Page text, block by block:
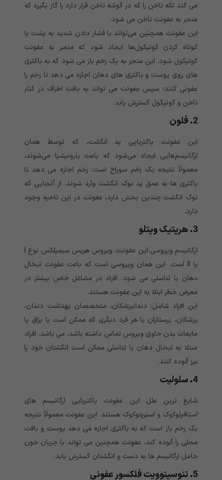
می کند تکه ناخن را که در گوشه ناخن قرار دارد را گاز بگیرد که
منجر به عفونت ناخن می شود.
این عفونت همچنین می‌تواند با فشار دادن شدید به پشت یا
کوتاه کردن کوتیکول‌ها ایجاد شود که منجر به عفونت
کوتیکول شود. این منجر به یک زخم باز می شود که به باکتری
های روی پوست و باکتری های دهان اجازه می دهد تا زخم را
عفونی کنند؛ سپس عفونت می تواند به بافت اطراف در کنار
ناخن و کوتیکول گسترش یابد.
2. فلون
این عفونت باکتریایی پد انگشت، که توسط همان
ارگانیسم‌هایی ایجاد می‌شود که باعث پارونیشیا می‌شوند،
معمولاً نتیجه یک زخم سوراخ است. زخم اجازه می دهد تا
باکتری ها به عمق پد نوک انگشت وارد شوند. از آنجایی که
نوک انگشت چندین بخش دارد، عفونت در این ناحیه وجود
دارد.
3. هرپتیک ویتلو
ارگانیسم ویروسی این عفونت، ویروس هرپس سیمپلکس نوع I
یا II است. این همان ویروسی است که باعث عفونت تبخال
دهان یا تناسلی می شود. افراد در مشاغل خاص بیشتر در
معرض خطر ابتلا به این عفونت هستند.
این افراد شامل: دندانپزشکان، متخصصان بهداشت دندان،
پزشکان، پرستاران یا هر فرد دیگری که ممکن است با بزاق یا
مایعات بدن حاوی ویروس تماس داشته باشد، می باشد. افراد
مبتلا به تبخال دهان یا تناسلی ممکن است انگشتان خود را
نیز آلوده کنند.
4. سلولیت
شایع ترین علل این عفونت باکتریایی ارگانیسم های
استافیلوکوک و استرپتوکوک هستند. این عفونت معمولاً نتیجه
یک زخم باز است که به باکتری اجازه می دهد پوست و بافت
محلی را آلوده کند. عفونت همچنین می تواند با جریان خون
حامل ارگانیسم ها به دست و انگشتان گسترش یابد.
5. تنوسینوویت فلکسور عفونی